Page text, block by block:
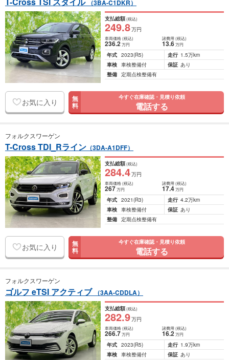
（3BA-C1DKR）
支払総額(税込)
249.8万円
車両価格(税込)
236.2万円
諸費用 (税込)
13.6 万円
年式 2023(R5) 走行 1.5万km
車検 車検整備付 保証 あり
整備 定期点検整備有
お気に入り 無
料
今すぐ在庫確認・見積り依頼
電話する
フォルクスワーゲン
T-Cross TDI_Rライン （3DA-A1DFF）
支払総額(税込)
284.4万円
車両価格(税込)
267万円
諸費用 (税込)
17.4 万円
年式 2021(R3) 走行 4.2万km
車検 車検整備付 保証 あり
整備 定期点検整備有
お気に入り 無
料
今すぐ在庫確認・見積り依頼
電話する
フォルクスワーゲン
ゴルフ eTSI アクティブ （3AA-CDDLA）
支払総額(税込)
282.9万円
車両価格(税込)
266.7万円
諸費用 (税込)
16.2 万円
年式 2023(R5) 走行 1.9万km
車検 車検整備付 保証 あり